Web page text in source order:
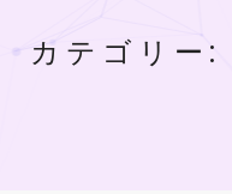
カテゴリー: